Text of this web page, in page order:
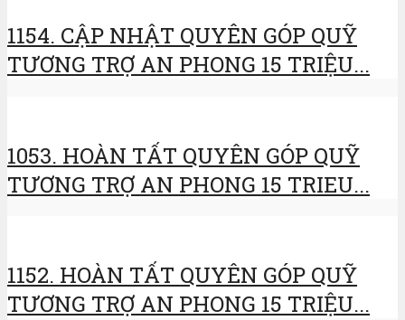
1154. CẬP NHẬT QUYÊN GÓP QUỸ
TƯƠNG TRỢ AN PHONG 15 TRIỆU...
1053. HOÀN TẤT QUYÊN GÓP QUỸ
TƯƠNG TRỢ AN PHONG 15 TRIEU...
1152. HOÀN TẤT QUYÊN GÓP QUỸ
TƯƠNG TRỢ AN PHONG 15 TRIỆU...